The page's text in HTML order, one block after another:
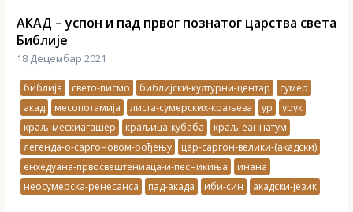
АКАД – успон и пад првог познатог царства света
Библије
18 Децембар 2021
библија свето-писмо библијски-културни-центар
сумер
акад
месопотамија листа-сумерских-краљева ур
урук
краљ-мескиагашер
краљица-кубаба
краљ-еаннатум
легенда-о-саргоновом-рођењу
цар-саргон-велики-(акадски)
енхедуана-првосвештениаца-и-песникиња
инана
неосумерска-ренесанса
пад-акада иби-син акадски-језик